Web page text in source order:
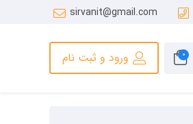
sirvanit@gmail.com
0 ورود و ثبت نام